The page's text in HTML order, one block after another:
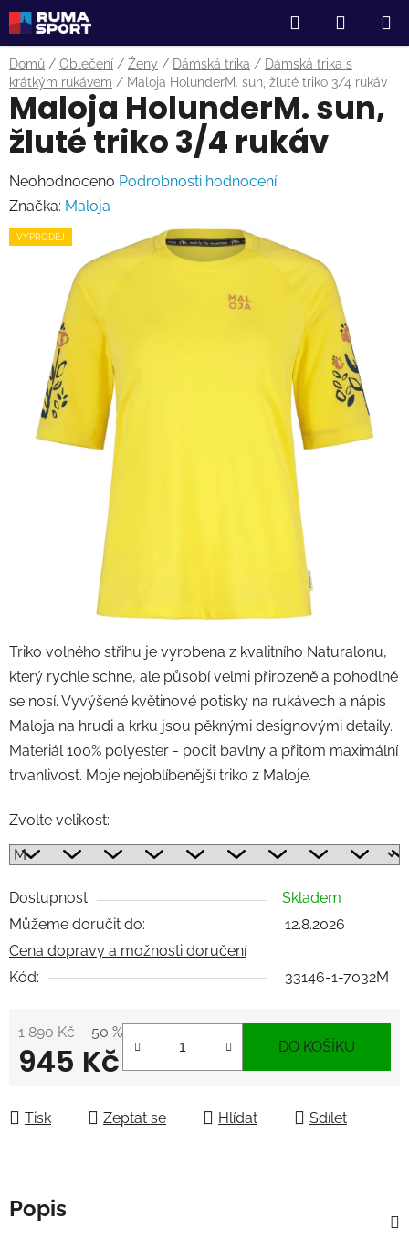
Přejít
na
obsah
Hledat
KOŠÍK
Domů / Oblečení / Ženy / Dámská trika / Dámská trika s
krátkým rukávem / Maloja HolunderM. sun, žluté triko 3/4 rukáv
Triko volného střihu je vyrobena z kvalitního Naturalonu,
který rychle schne, ale působí velmi přirozeně a pohodlně
se nosí. Vyvýšené květinové potisky na rukávech a nápis
Maloja na hrudi a krku jsou pěknými designovými detaily.
Materiál 100% polyester - pocit bavlny a přitom maximální
trvanlivost. Moje nejoblíbenější triko z Maloje.
Zvolte velikost:
Dostupnost
Skladem
Můžeme doručit do:
12.8.2026
Cena dopravy a možnosti doručení
Kód:
33146-1-7032M
1 890 Kč –50 %
945 Kč DO KOŠÍKU
Tisk Zeptat se Hlídat Sdílet
Maloja HolunderM. sun,
žluté triko 3/4 rukáv
Průměrné
hodnocení
produktu
hvězdiček.
Neohodnoceno Podrobnosti hodnocení
Značka: Maloja
VÝPRODEJ
Popis